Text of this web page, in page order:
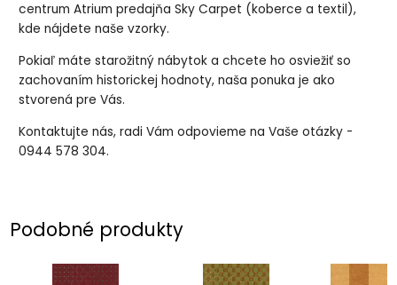
centrum Atrium predajňa Sky Carpet (koberce a textil),
kde nájdete naše vzorky.
Pokiaľ máte starožitný nábytok a chcete ho osviežiť so
zachovaním historickej hodnoty, naša ponuka je ako
stvorená pre Vás.
Kontaktujte nás, radi Vám odpovieme na Vaše otázky -
0944 578 304.
Podobné produkty